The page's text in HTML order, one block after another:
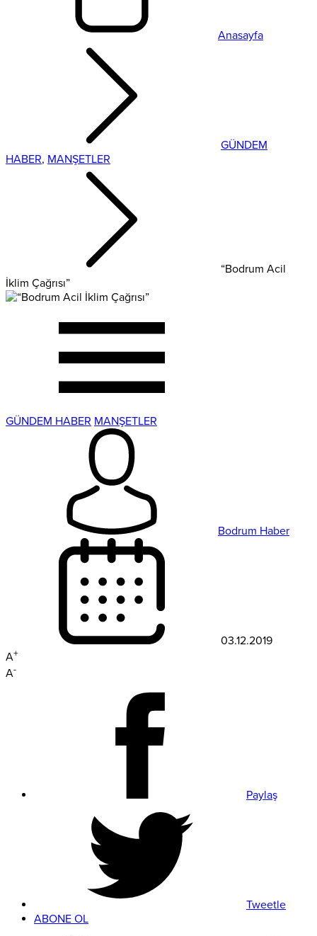
Anasayfa
GÜNDEM
HABER, MANŞETLER
“Bodrum Acil
İklim Çağrısı”
GÜNDEM HABER MANŞETLER
Bodrum Haber
03.12.2019
A+
A-
Paylaş
Tweetle
ABONE OL